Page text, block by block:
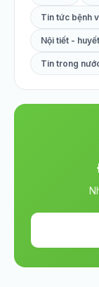
Tin tức bệnh
Nội tiết -
Tin trong